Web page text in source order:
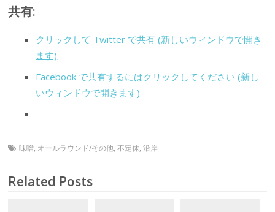
共有:
クリックして Twitter で共有 (新しいウィンドウで開き
ます)
Facebook で共有するにはクリックしてください (新し
いウィンドウで開きます)
味噌, オールラウンド/その他,不定休,沿岸
Related Posts